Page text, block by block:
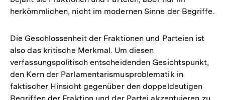
herkömmlichen, nicht im modernen Sinne der Begriffe.
Die Geschlossenheit der Fraktionen und Parteien ist
also das kritische Merkmal. Um diesen
verfassungspolitisch entscheidenden Gesichtspunkt,
den Kern der Parlamentarismusproblematik in
faktischer Hinsicht gegenüber den doppeldeutigen
Begriffen der Fraktion und der Partei akzentuieren zu